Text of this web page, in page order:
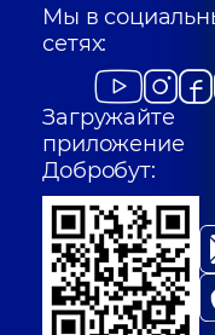
Мы в
сетях:
Загружайте
приложение
Добробут: